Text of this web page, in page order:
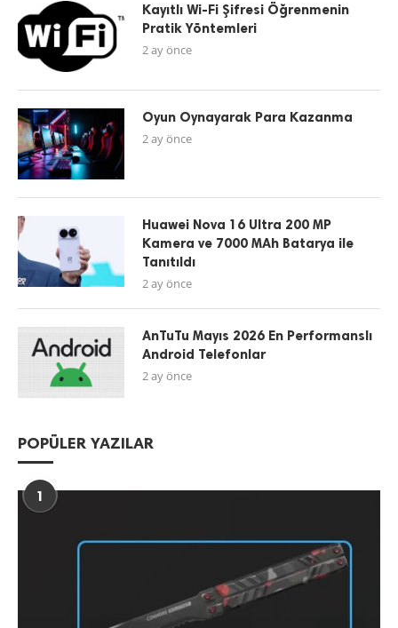
Kayıtlı Wi-Fi Şifresi Öğrenmenin
Pratik Yöntemleri
2 ay önce
Oyun Oynayarak Para Kazanma
2 ay önce
Huawei Nova 16 Ultra 200 MP
Kamera ve 7000 MAh Batarya ile
Tanıtıldı
2 ay önce
AnTuTu Mayıs 2026 En Performanslı
Android Telefonlar
2 ay önce
POPÜLER YAZILAR
1